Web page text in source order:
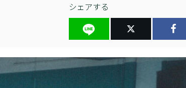
シェアする